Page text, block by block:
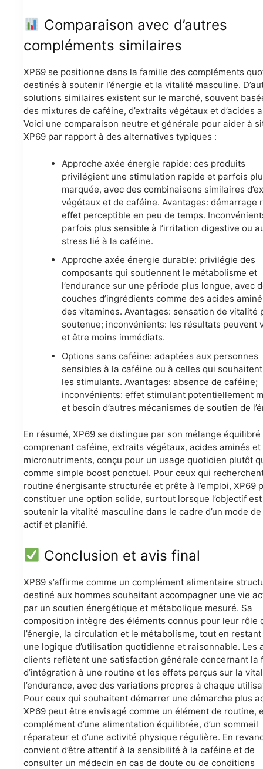
Comparaison avec d’autres
compléments similaires
XP69 se positionne dans la famille des compléments
destinés à soutenir l’énergie et la vitalité masculine.
solutions similaires existent sur le marché, souvent
des mixtures de caféine, d’extraits végétaux et d’acides
Voici une comparaison neutre et générale pour aider à
XP69 par rapport à des alternatives typiques :
Approche axée énergie rapide: ces produits
privilégient une stimulation rapide et parfois
marquée, avec des combinaisons similaires
végétaux et de caféine. Avantages: démarrage
effet perceptible en peu de temps.
parfois plus sensible à l’irritation digestive ou
stress lié à la caféine.
Approche axée énergie durable: privilégie des
composants qui soutiennent le métabolisme et
l’endurance sur une période plus longue, avec
couches d’ingrédients comme des acides
des vitamines. Avantages: sensation de vitalité
soutenue; inconvénients: les résultats peuvent
et être moins immédiats.
Options sans caféine: adaptées aux personnes
sensibles à la caféine ou à celles qui
les stimulants. Avantages: absence de caféine;
inconvénients: effet stimulant potentiellement
et besoin d’autres mécanismes de soutien de
En résumé, XP69 se distingue par son mélange équilibré
comprenant caféine, extraits végétaux, acides aminés et
micronutriments, conçu pour un usage quotidien plutôt
comme simple boost ponctuel. Pour ceux qui
routine énergisante structurée et prête à l’emploi, XP69
constituer une option solide, surtout lorsque l’objectif
soutenir la vitalité masculine dans le cadre d’un mode
actif et planifié.
Conclusion et avis final
XP69 s’affirme comme un complément alimentaire
destiné aux hommes souhaitant accompagner une vie
par un soutien énergétique et métabolique mesuré. Sa
composition intègre des éléments connus pour leur rôle
l’énergie, la circulation et le métabolisme, tout en
une logique d’utilisation quotidienne et raisonnable. Les
clients reflètent une satisfaction générale concernant la
d’intégration à une routine et les effets perçus sur la
l’endurance, avec des variations propres à chaque
Pour ceux qui souhaitent démarrer une démarche plus
XP69 peut être envisagé comme un élément de routine,
complément d’une alimentation équilibrée, d’un sommeil
réparateur et d’une activité physique régulière. En
convient d’être attentif à la sensibilité à la caféine et de
consulter un médecin en cas de doute ou de conditions